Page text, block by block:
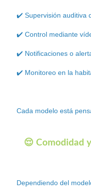
✔️ Supervisión auditiva
✔️ Control mediante
✔️ Notificaciones o
✔️ Monitoreo en la
Cada modelo está
😌 Comodidad
Dependiendo del